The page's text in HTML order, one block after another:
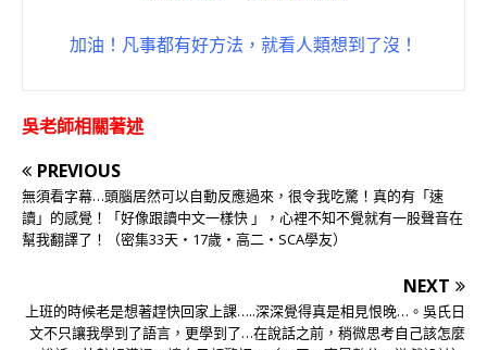
加油！凡事都有好方法，就看人類想到了沒！
吳老師相關著述
PREVIOUS
無須看字幕…頭腦居然可以自動反應過來，很令我吃驚！真的有「速
讀」的感覺！「好像跟讀中文一樣快 」，心裡不知不覺就有一股聲音在
幫我翻譯了！（密集33天‧17歲‧高二‧SCA學友）
NEXT
上班的時候老是想著趕快回家上課…..深深覺得真是相見恨晚…。吳氏日
文不只讓我學到了語言，更學到了…在說話之前，稍微思考自己該怎麼